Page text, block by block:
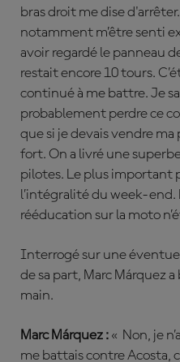
bras droit me dise
notamment m’être senti
avoir regardé le panneau
restait encore 10 tours.
continué à me battre. Je
probablement perdre ce
que si je devais vendre ma
fort. On a livré une
pilotes. Le plus important
l’intégralité du week-end.
rééducation sur la moto
Interrogé sur une
de sa part, Marc Márquez a
main.
Marc Márquez : « Non, je
me battais contre Acosta,